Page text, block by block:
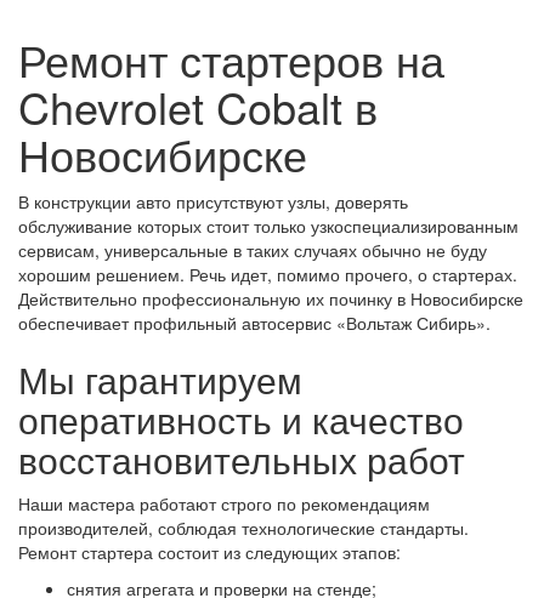
Ремонт стартеров на
Chevrolet Cobalt в
Новосибирске
В конструкции авто присутствуют узлы, доверять
обслуживание которых стоит только узкоспециализированным
сервисам, универсальные в таких случаях обычно не буду
хорошим решением. Речь идет, помимо прочего, о стартерах.
Действительно профессиональную их починку в Новосибирске
обеспечивает профильный автосервис «Вольтаж Сибирь».
Мы гарантируем
оперативность и качество
восстановительных работ
Наши мастера работают строго по рекомендациям
производителей, соблюдая технологические стандарты.
Ремонт стартера состоит из следующих этапов:
снятия агрегата и проверки на стенде;